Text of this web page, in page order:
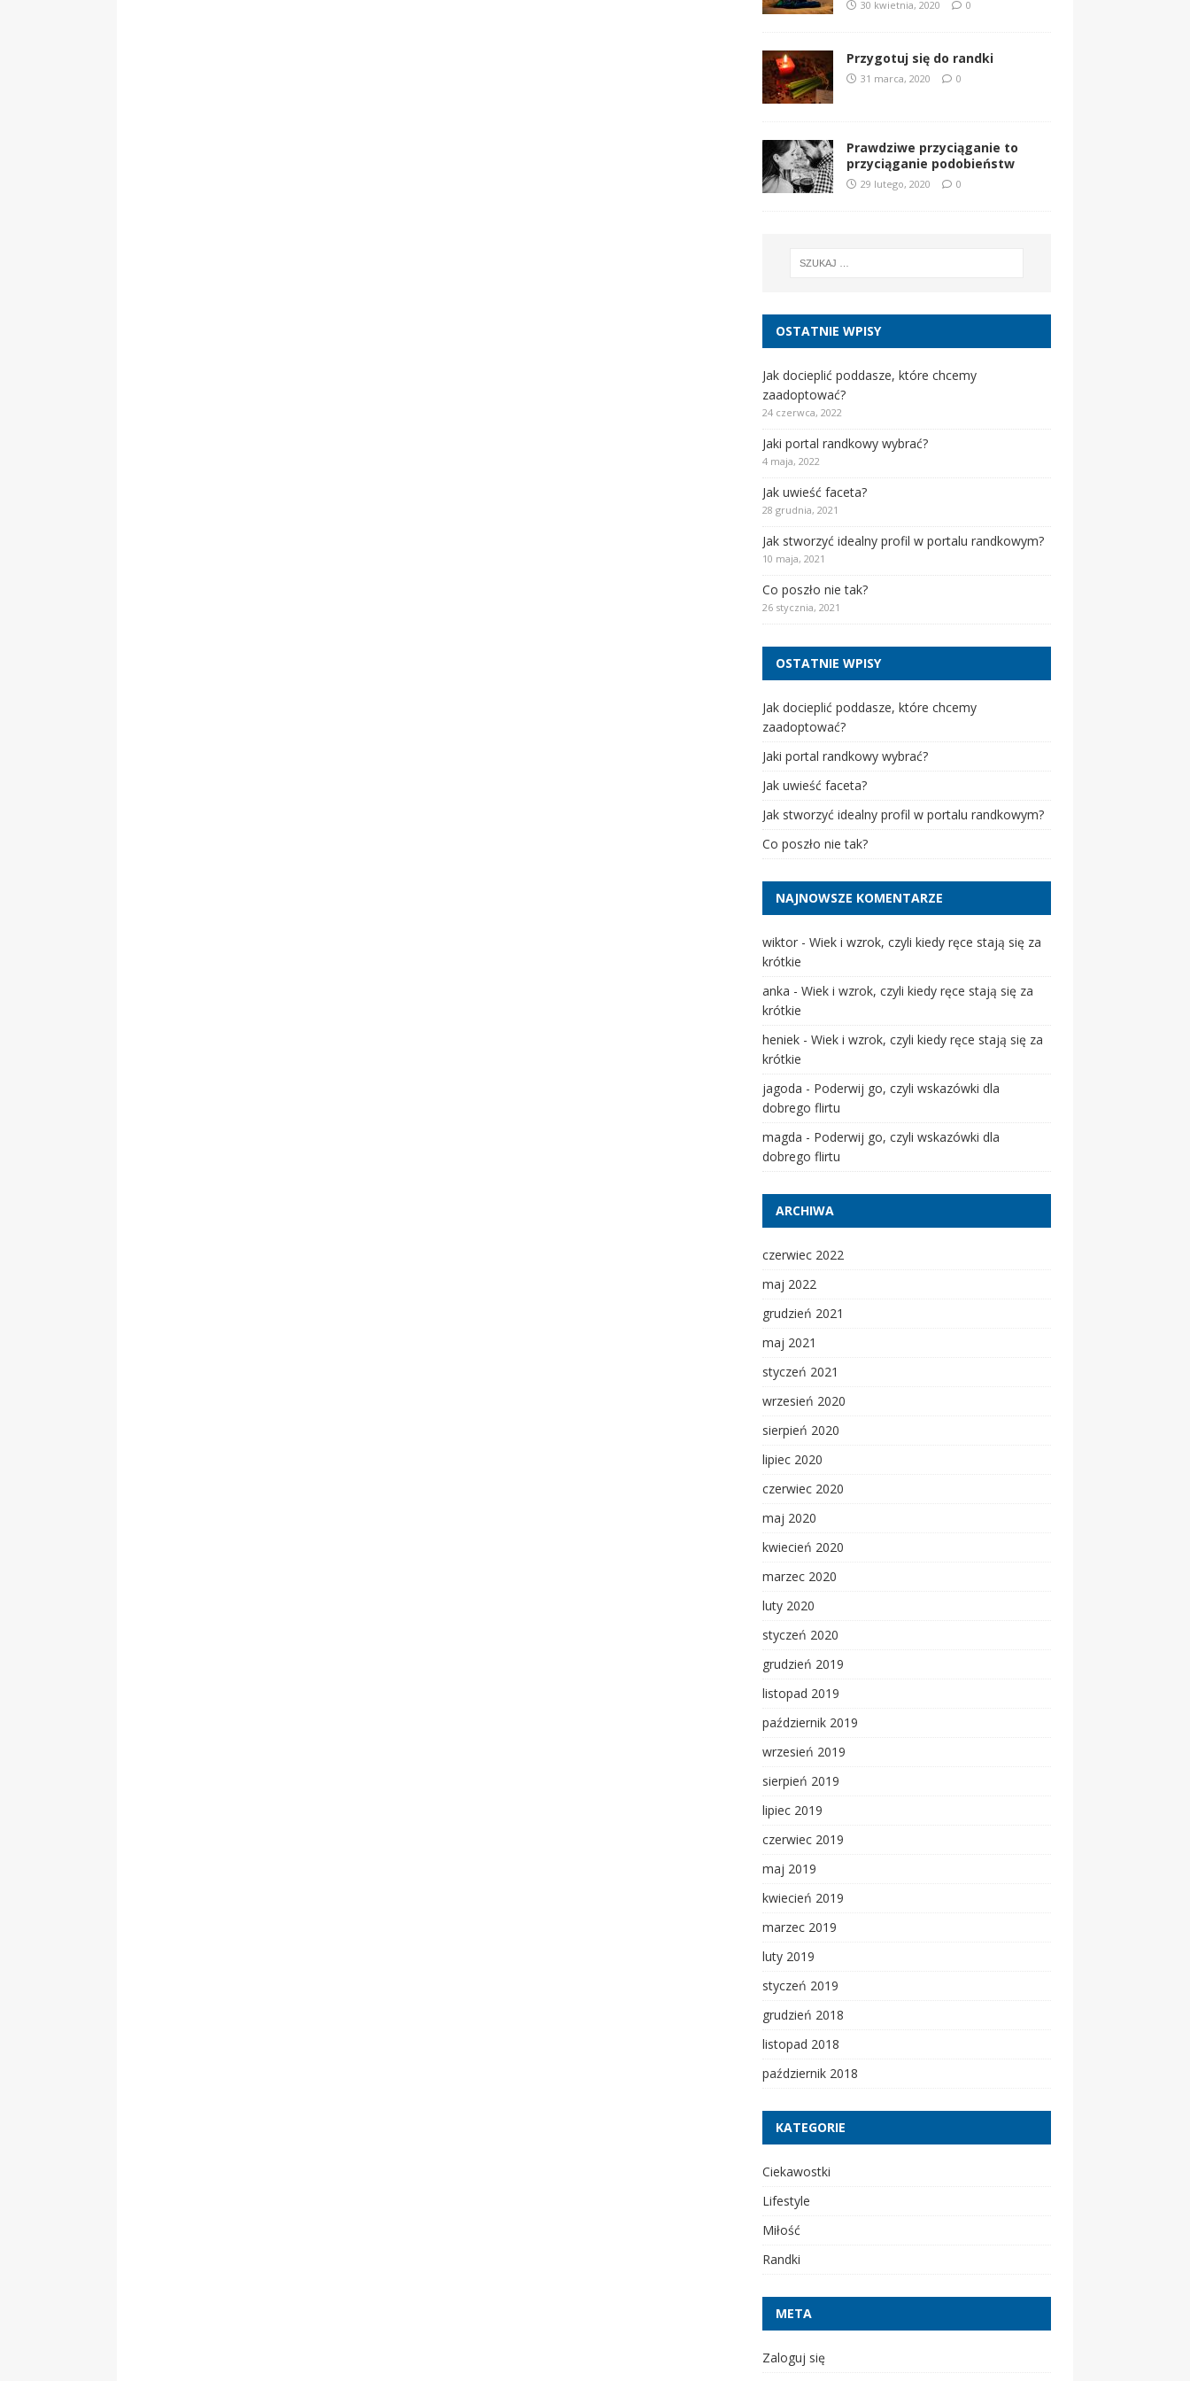
30 kwietnia, 2020 0
Przygotuj się do randki
31 marca, 2020 0
Prawdziwe przyciąganie to
przyciąganie podobieństw
29 lutego, 2020 0
OSTATNIE WPISY
Jak docieplić poddasze, które chcemy
zaadoptować?
24 czerwca, 2022
Jaki portal randkowy wybrać?
4 maja, 2022
Jak uwieść faceta?
28 grudnia, 2021
Jak stworzyć idealny profil w portalu randkowym?
10 maja, 2021
Co poszło nie tak?
26 stycznia, 2021
OSTATNIE WPISY
Jak docieplić poddasze, które chcemy
zaadoptować?
Jaki portal randkowy wybrać?
Jak uwieść faceta?
Jak stworzyć idealny profil w portalu randkowym?
Co poszło nie tak?
NAJNOWSZE KOMENTARZE
wiktor- Wiek i wzrok, czyli kiedy ręce stają się za
krótkie
anka - Wiek i wzrok, czyli kiedy ręce stają się za
krótkie
heniek- Wiek i wzrok, czyli kiedy ręce stają się za
krótkie
jagoda - Poderwij go, czyli wskazówki dla
dobrego flirtu
magda - Poderwij go, czyli wskazówki dla
dobrego flirtu
ARCHIWA
czerwiec 2022
maj 2022
grudzień 2021
maj 2021
styczeń 2021
wrzesień 2020
sierpień 2020
lipiec 2020
czerwiec 2020
maj 2020
kwiecień 2020
marzec 2020
luty 2020
styczeń 2020
grudzień 2019
listopad 2019
październik 2019
wrzesień 2019
sierpień 2019
lipiec 2019
czerwiec 2019
maj 2019
kwiecień 2019
marzec 2019
luty 2019
styczeń 2019
grudzień 2018
listopad 2018
październik 2018
KATEGORIE
Ciekawostki
Lifestyle
Miłość
Randki
META
Zaloguj się